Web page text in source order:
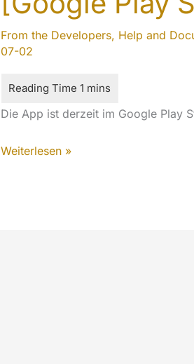
From the Developers, Help and
07-02
Die App ist derzeit im Google Play
Android
Weiterlesen »